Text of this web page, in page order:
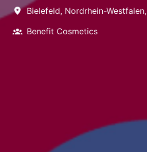
Bielefeld, Nordrhein-Westfalen,
Benefit Cosmetics